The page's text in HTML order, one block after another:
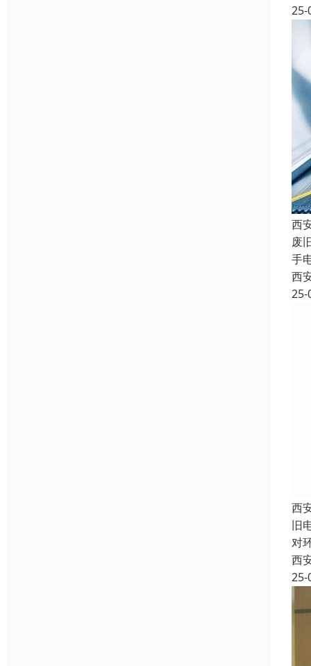
25-
西
废
手
西
25-
西
旧
对
西
25-